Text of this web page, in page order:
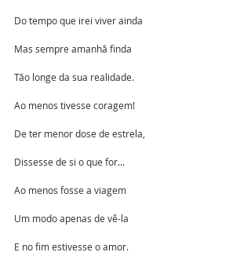
Do tempo que irei viver ainda
Mas sempre amanhã finda
Tão longe da sua realidade.
Ao menos tivesse coragem!
De ter menor dose de estrela,
Dissesse de si o que for...
Ao menos fosse a viagem
Um modo apenas de vê-la
E no fim estivesse o amor.